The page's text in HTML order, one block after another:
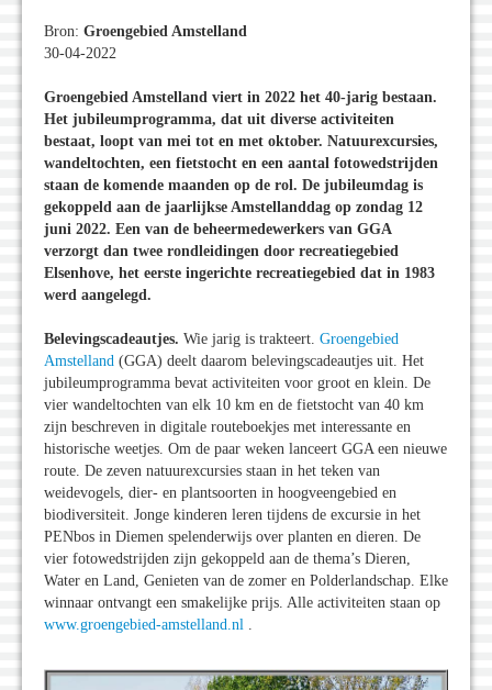
Bron: Groengebied Amstelland
30-04-2022
Groengebied Amstelland viert in 2022 het 40-jarig bestaan.
Het jubileumprogramma, dat uit diverse activiteiten
bestaat, loopt van mei tot en met oktober. Natuurexcursies,
wandeltochten, een fietstocht en een aantal fotowedstrijden
staan de komende maanden op de rol. De jubileumdag is
gekoppeld aan de jaarlijkse Amstellanddag op zondag 12
juni 2022. Een van de beheermedewerkers van GGA
verzorgt dan twee rondleidingen door recreatiegebied
Elsenhove, het eerste ingerichte recreatiegebied dat in 1983
werd aangelegd.
Belevingscadeautjes. Wie jarig is trakteert. Groengebied
Amstelland (GGA) deelt daarom belevingscadeautjes uit. Het
jubileumprogramma bevat activiteiten voor groot en klein. De
vier wandeltochten van elk 10 km en de fietstocht van 40 km
zijn beschreven in digitale routeboekjes met interessante en
historische weetjes. Om de paar weken lanceert GGA een nieuwe
route. De zeven natuurexcursies staan in het teken van
weidevogels, dier- en plantsoorten in hoogveengebied en
biodiversiteit. Jonge kinderen leren tijdens de excursie in het
PENbos in Diemen spelenderwijs over planten en dieren. De
vier fotowedstrijden zijn gekoppeld aan de thema’s Dieren,
Water en Land, Genieten van de zomer en Polderlandschap. Elke
winnaar ontvangt een smakelijke prijs. Alle activiteiten staan op
www.groengebied-amstelland.nl .